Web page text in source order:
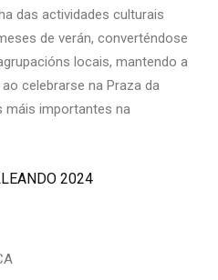
das actividades culturais
de verán, converténdose
locais, mantendo a
celebrarse na Praza da
máis importantes na
2024